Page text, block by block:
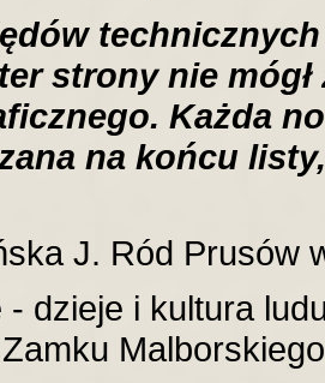
strony nie
Każda
na końcu
J. Ród Prusów
- dzieje i kultura